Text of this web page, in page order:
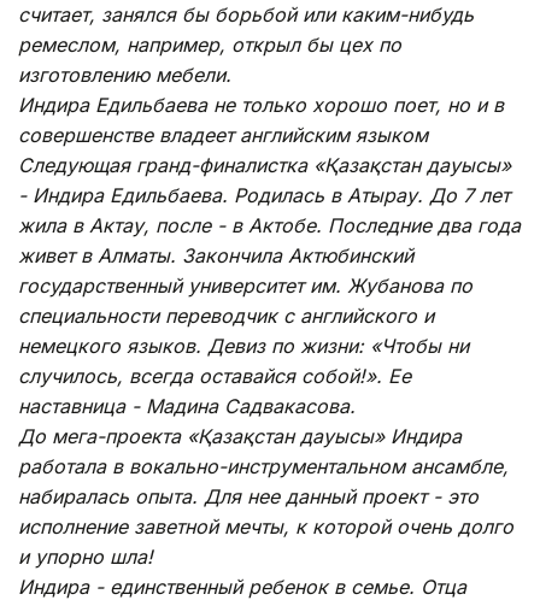
считает, занялся бы борьбой или каким-нибудь
ремеслом, например, открыл бы цех по
изготовлению мебели.
Индира Едильбаева не только хорошо поет, но и в
совершенстве владеет английским языком
Следующая гранд-финалистка «Қазақстан дауысы»
- Индира Едильбаева. Родилась в Атырау. До 7 лет
жила в Актау, после - в Актобе. Последние два года
живет в Алматы. Закончила Актюбинский
государственный университет им. Жубанова по
специальности переводчик с английского и
немецкого языков. Девиз по жизни: «Чтобы ни
случилось, всегда оставайся собой!». Ее
наставница - Мадина Садвакасова.
До мега-проекта «Қазақстан дауысы» Индира
работала в вокально-инструментальном ансамбле,
набиралась опыта. Для нее данный проект - это
исполнение заветной мечты, к которой очень долго
и упорно шла!
Индира - единственный ребенок в семье. Отца